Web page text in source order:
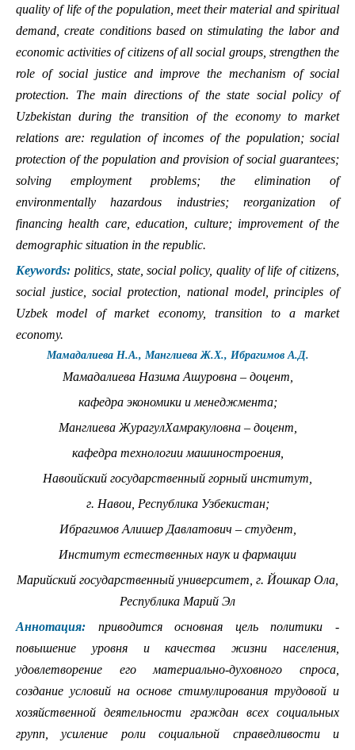
quality of life of the population, meet their material and spiritual
demand, create conditions based on stimulating the labor and
economic activities of citizens of all social groups, strengthen the
role of social justice and improve the mechanism of social
protection. The main directions of the state social policy of
Uzbekistan during the transition of the economy to market
relations are: regulation of incomes of the population; social
protection of the population and provision of social guarantees;
solving employment problems; the elimination of
environmentally hazardous industries; reorganization of
financing health care, education, culture; improvement of the
demographic situation in the republic.
Keywords: politics, state, social policy, quality of life of citizens,
social justice, social protection, na­tional model, principles of
Uzbek model of market economy, transition to a market
economy.
Мамадалиева Н.А., Манглиева Ж.Х., Ибрагимов А.Д.
Мамадалиева Назима Ашуровна – доцент,
кафедра экономики и менеджмента;
Манглиева ЖурагулХамракуловна – доцент,
кафедра технологии машиностроения,
Навоийский государственный горный институт,
г. Навои, Республика Узбекистан;
Ибрагимов Алишер Давлатович – студент,
Институт естественных наук и фармации
Марийский государственный университет, г. Йошкар Ола,
Республика Марий Эл
Аннотация: приводится основная цель политики -
повышение уровня и качества жизни населения,
удовлетворение его материально-духовного спроса,
создание условий на основе стимулирования трудовой и
хозяйственной деятельности граждан всех социальных
групп, усиление роли социальной справедливости и